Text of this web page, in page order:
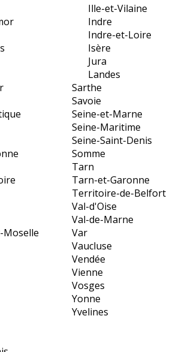
Ille-et-Vilaine
Indre
Indre-et-Loire
Isère
Jura
Landes
Sarthe
Savoie
Seine-et-Marne
Seine-Maritime
Seine-Saint-Denis
Somme
Tarn
Tarn-et-Garonne
Territoire-de-Belfort
Val-d'Oise
Val-de-Marne
Var
Vaucluse
Vendée
Vienne
Vosges
Yonne
Yvelines